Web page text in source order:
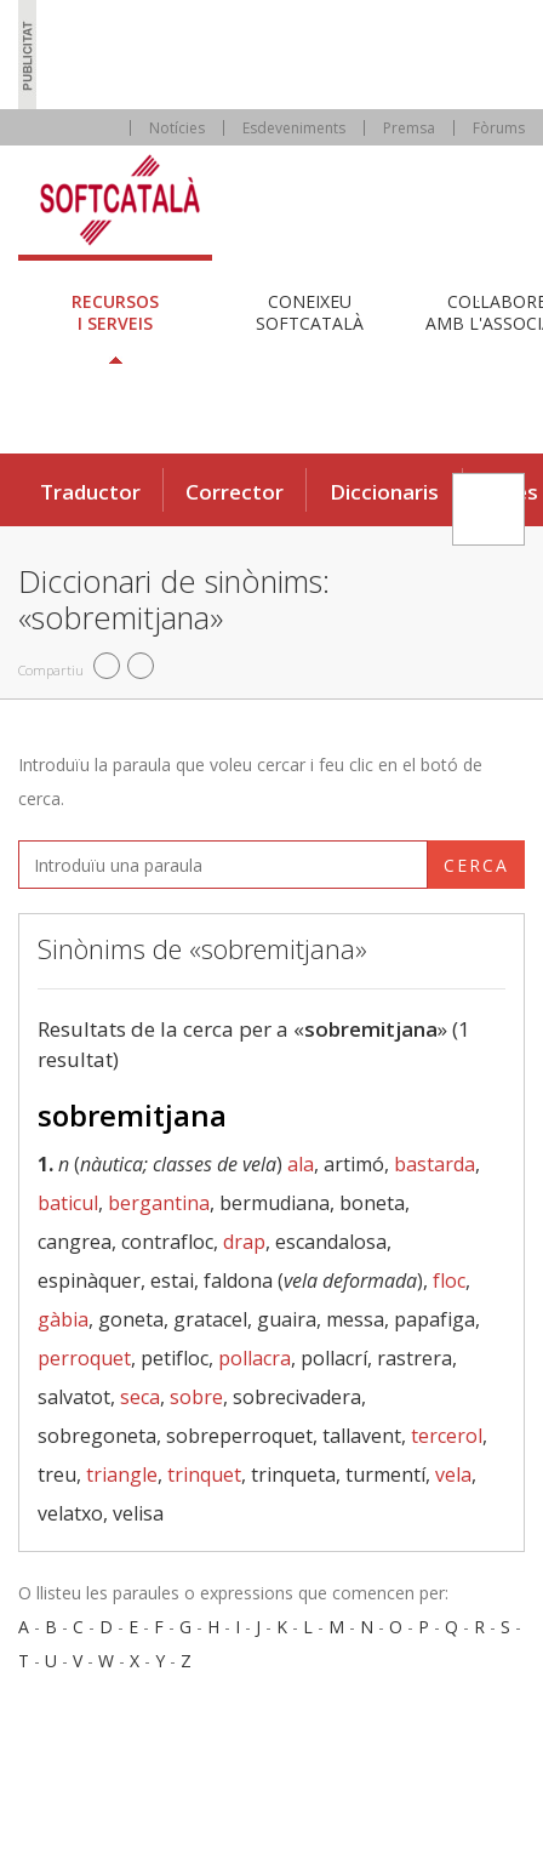
Notícies Esdeveniments Premsa Fòrums
RECURSOS
I SERVEIS
CONEIXEU
SOFTCATALÀ
AMB
Traductor Corrector Diccionaris Eines
Diccionari de sinònims:
«sobremitjana»
Compartiu
Introduïu la paraula que voleu cercar i feu clic en el botó de
cerca.
CERCA
Sinònims de «sobremitjana»
Resultats de la cerca per a «sobremitjana» (1
resultat)
sobremitjana
1.n(nàutica; classes de vela) ala, artimó, bastarda,
baticul, bergantina, bermudiana, boneta,
cangrea, contrafloc, drap, escandalosa,
espinàquer, estai, faldona (vela deformada), floc,
gàbia, goneta, gratacel, guaira, messa, papafiga,
perroquet, petifloc, pollacra, pollacrí, rastrera,
salvatot, seca, sobre, sobrecivadera,
sobregoneta, sobreperroquet, tallavent, tercerol,
treu, triangle, trinquet, trinqueta, turmentí, vela,
velatxo, velisa
O llisteu les paraules o expressions que comencen per:
A - B - C - D - E - F - G - H - I - J - K - L - M - N - O - P - Q - R - S -
T - U - V- W - X - Y - Z